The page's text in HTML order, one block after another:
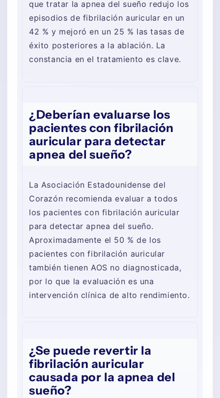
que tratar la apnea del sueño redujo los
episodios de fibrilación auricular en un
42 % y mejoró en un 25 % las tasas de
éxito posteriores a la ablación. La
constancia en el tratamiento es clave.
¿Deberían evaluarse los
pacientes con fibrilación
auricular para detectar
apnea del sueño?
La Asociación Estadounidense del
Corazón recomienda evaluar a todos
los pacientes con fibrilación auricular
para detectar apnea del sueño.
Aproximadamente el 50 % de los
pacientes con fibrilación auricular
también tienen AOS no diagnosticada,
por lo que la evaluación es una
intervención clínica de alto rendimiento.
¿Se puede revertir la
fibrilación auricular
causada por la apnea del
sueño?